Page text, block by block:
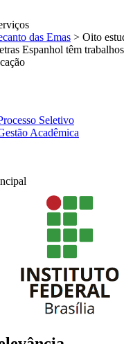
das Emas > Oito
Espanhol têm
Seletivo
Acadêmica